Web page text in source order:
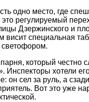
одно место, где
регулируемый
Дзержинского и
висит специальная
который честно
Инспекторы хотели
он сел за руль, а
Вот это уже